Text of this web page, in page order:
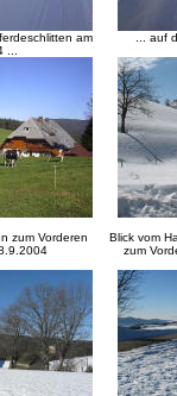
am
...
... auf
zum Vorderen
Blick vom
zum